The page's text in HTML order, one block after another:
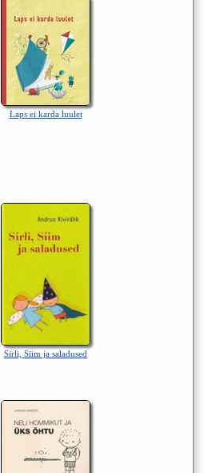
Laps ei karda luulet
Sirli, Siim ja saladused